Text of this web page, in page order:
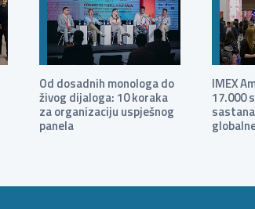
Od dosadnih monologa do
živog dijaloga: 10 koraka
za organizaciju uspješnog
panela
IMEX
17.000